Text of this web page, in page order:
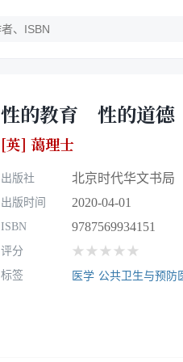
性的教育 性的道德
[英] 蔼理士
出版社 北京时代华文书局
出版时间 2020-04-01
ISBN 9787569934151
评分 ★★★★★
标签 医学 公共卫生与预防